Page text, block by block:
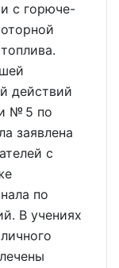
с горюче-
действий
№ 5 по
заявлена
с
по
В учениях